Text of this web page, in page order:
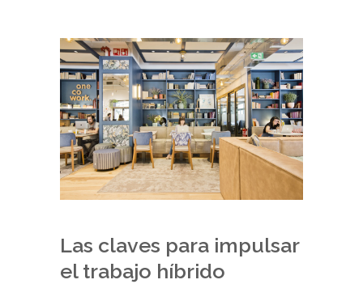
Las claves para impulsar
el trabajo híbrido